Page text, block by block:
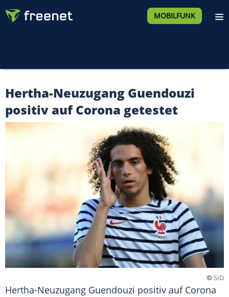
MOBILFUNK
Hertha-Neuzugang Guendouzi
positiv auf Corona getestet
©SID
Hertha-Neuzugang Guendouzi positiv auf Corona